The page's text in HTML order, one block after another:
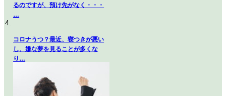
るのですが、預け先がなく・・・
…
コロナうつ？最近、寝つきが悪い
し、嫌な夢を見ることが多くな
り…